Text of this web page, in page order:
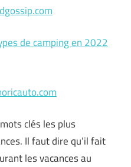
de camping en 2022
clés les plus
Il faut dire qu’il fait
les vacances au